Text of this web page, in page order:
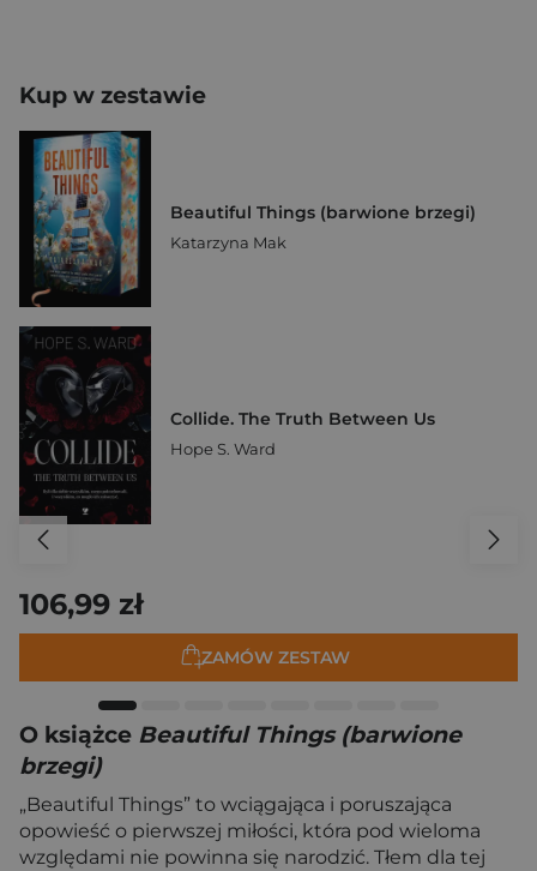
Kup w zestawie
Beautiful Things (barwione brzegi)
Katarzyna Mak
Collide. The Truth Between Us
Hope S. Ward
106,99 zł
ZAMÓW ZESTAW
O książce Beautiful Things (barwione
brzegi)
„Beautiful Things” to wciągająca i poruszająca
opowieść o pierwszej miłości, która pod wieloma
względami nie powinna się narodzić. Tłem dla tej